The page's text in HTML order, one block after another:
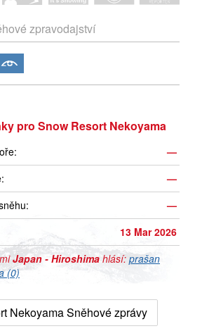
zpravodajství
pro Snow Resort Nekoyama
—
—
—
13 Mar 2026
Japan - Hiroshima hlásí: prašan
(0)
Nekoyama Sněhové zprávy